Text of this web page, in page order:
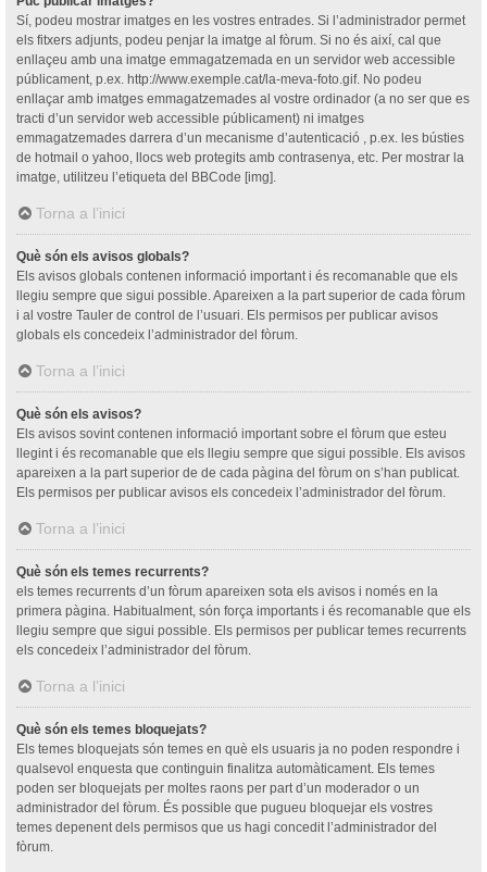
Sí, podeu mostrar imatges en les vostres entrades. Si l’administrador permet
els fitxers adjunts, podeu penjar la imatge al fòrum. Si no és així, cal que
enllaçeu amb una imatge emmagatzemada en un servidor web accessible
públicament, p.ex. http://www.exemple.cat/la-meva-foto.gif. No podeu
enllaçar amb imatges emmagatzemades al vostre ordinador (a no ser que es
tracti d’un servidor web accessible públicament) ni imatges
emmagatzemades darrera d’un mecanisme d’autenticació , p.ex. les bústies
de hotmail o yahoo, llocs web protegits amb contrasenya, etc. Per mostrar la
imatge, utilitzeu l’etiqueta del BBCode [img].
Torna a l’inici
Què són els avisos globals?
Els avisos globals contenen informació important i és recomanable que els
llegiu sempre que sigui possible. Apareixen a la part superior de cada fòrum
i al vostre Tauler de control de l’usuari. Els permisos per publicar avisos
globals els concedeix l’administrador del fòrum.
Torna a l’inici
Què són els avisos?
Els avisos sovint contenen informació important sobre el fòrum que esteu
llegint i és recomanable que els llegiu sempre que sigui possible. Els avisos
apareixen a la part superior de de cada pàgina del fòrum on s’han publicat.
Els permisos per publicar avisos els concedeix l’administrador del fòrum.
Torna a l’inici
Què són els temes recurrents?
els temes recurrents d’un fòrum apareixen sota els avisos i només en la
primera pàgina. Habitualment, són força importants i és recomanable que els
llegiu sempre que sigui possible. Els permisos per publicar temes recurrents
els concedeix l’administrador del fòrum.
Torna a l’inici
Què són els temes bloquejats?
Els temes bloquejats són temes en què els usuaris ja no poden respondre i
qualsevol enquesta que continguin finalitza automàticament. Els temes
poden ser bloquejats per moltes raons per part d’un moderador o un
administrador del fòrum. És possible que pugueu bloquejar els vostres
temes depenent dels permisos que us hagi concedit l’administrador del
fòrum.